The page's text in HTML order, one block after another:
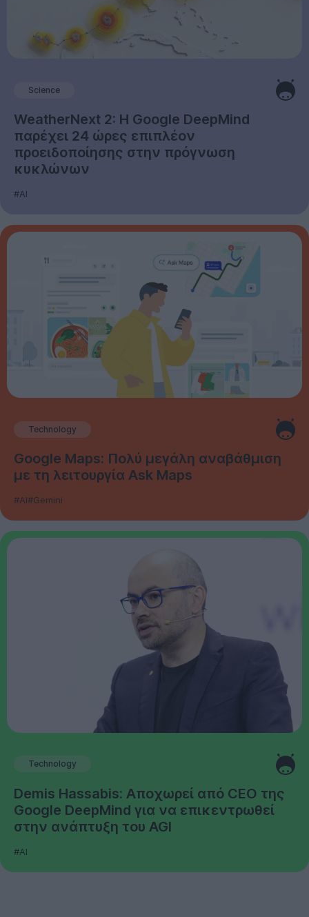
Science
WeatherNext 2: Η Google DeepMind
παρέχει 24 ώρες επιπλέον
προειδοποίησης στην πρόγνωση
κυκλώνων
#AI
Technology
Google Maps: Πολύ μεγάλη αναβάθμιση
με τη λειτουργία Ask Maps
#AI#Gemini
Technology
Demis Hassabis: Αποχωρεί από CEO της
Google DeepMind για να επικεντρωθεί
στην ανάπτυξη του AGI
#AI